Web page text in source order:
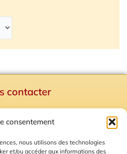
consentement
nous utilisons des technologies
et/ou accéder aux informations des
contacter
Plan du site